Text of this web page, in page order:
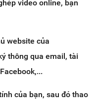
video online, bạn
website của
thông qua email, tài
của bạn, sau đó thao